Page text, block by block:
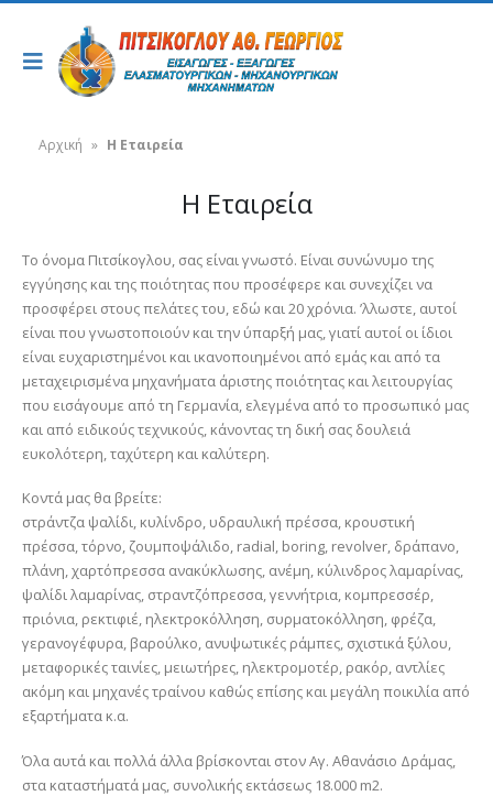
Αρχική » Η Εταιρεία
Η Εταιρεία
Το όνομα Πιτσίκογλου, σας είναι γνωστό. Είναι συνώνυμο της
εγγύησης και της ποιότητας που προσέφερε και συνεχίζει να
προσφέρει στους πελάτες του, εδώ και 20 χρόνια. ’λλωστε, αυτοί
είναι που γνωστοποιούν και την ύπαρξή μας, γιατί αυτοί οι ίδιοι
είναι ευχαριστημένοι και ικανοποιημένοι από εμάς και από τα
μεταχειρισμένα μηχανήματα άριστης ποιότητας και λειτουργίας
που εισάγουμε από τη Γερμανία, ελεγμένα από το προσωπικό μας
και από ειδικούς τεχνικούς, κάνοντας τη δική σας δουλειά
ευκολότερη, ταχύτερη και καλύτερη.
Κοντά μας θα βρείτε:
στράντζα ψαλίδι, κυλίνδρο, υδραυλική πρέσσα, κρουστική
πρέσσα, τόρνο, ζουμποψάλιδο, radial, boring, revolver, δράπανο,
πλάνη, χαρτόπρεσσα ανακύκλωσης, ανέμη, κύλινδρος λαμαρίνας,
ψαλίδι λαμαρίνας, στραντζόπρεσσα, γεννήτρια, κομπρεσσέρ,
πριόνια, ρεκτιφιέ, ηλεκτροκόλληση, συρματοκόλληση, φρέζα,
γερανογέφυρα, βαρούλκο, ανυψωτικές ράμπες, σχιστικά ξύλου,
μεταφορικές ταινίες, μειωτήρες, ηλεκτρομοτέρ, ρακόρ, αντλίες
ακόμη και μηχανές τραίνου καθώς επίσης και μεγάλη ποικιλία από
εξαρτήματα κ.α.
Όλα αυτά και πολλά άλλα βρίσκονται στον Αγ. Αθανάσιο Δράμας,
στα καταστήματά μας, συνολικής εκτάσεως 18.000 m2.